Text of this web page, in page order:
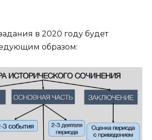
в 2020 году будет
образом: